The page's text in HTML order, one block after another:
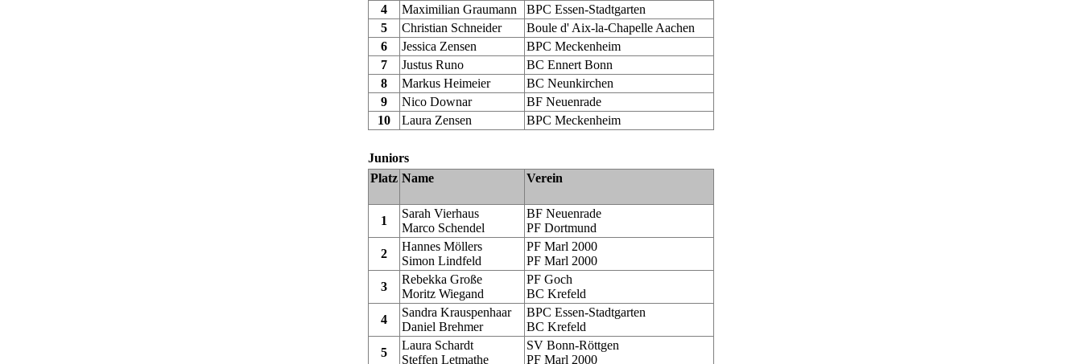
4
Maximilian Graumann
BPC Essen-Stadtgarten
5
Christian Schneider
Boule d' Aix-la-Chapelle Aachen
6
Jessica Zensen
BPC Meckenheim
7
Justus Runo
BC Ennert Bonn
8
Markus Heimeier
BC Neunkirchen
9
Nico Downar
BF Neuenrade
10
Laura Zensen BPC Meckenheim
Juniors
Platz Name Verein
1
Sarah Vierhaus
Marco Schendel
BF Neuenrade
PF Dortmund
2
Hannes Möllers
Simon Lindfeld
PF Marl 2000
PF Marl 2000
3
Rebekka Große
Moritz Wiegand
PF Goch
BC Krefeld
4
Sandra Krauspenhaar
Daniel Brehmer
BPC Essen-Stadtgarten
BC Krefeld
5
Laura Schardt
Steffen Letmathe
SV Bonn-Röttgen
PF Marl 2000